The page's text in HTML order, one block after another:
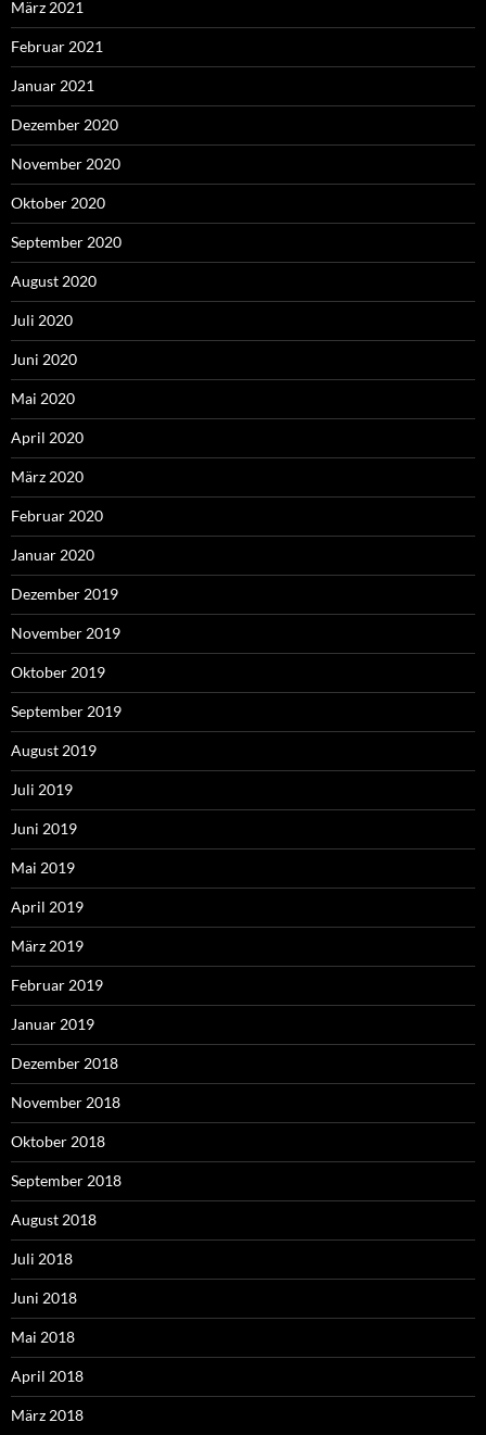
März 2021
Februar 2021
Januar 2021
Dezember 2020
November 2020
Oktober 2020
September 2020
August 2020
Juli 2020
Juni 2020
Mai 2020
April 2020
März 2020
Februar 2020
Januar 2020
Dezember 2019
November 2019
Oktober 2019
September 2019
August 2019
Juli 2019
Juni 2019
Mai 2019
April 2019
März 2019
Februar 2019
Januar 2019
Dezember 2018
November 2018
Oktober 2018
September 2018
August 2018
Juli 2018
Juni 2018
Mai 2018
April 2018
März 2018